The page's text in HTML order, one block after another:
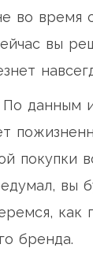
во время
вы
данным
покупки
вы
как
бренда.